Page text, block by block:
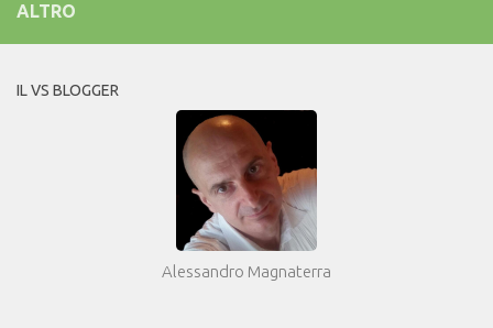
ALTRO
IL VS BLOGGER
Alessandro Magnaterra